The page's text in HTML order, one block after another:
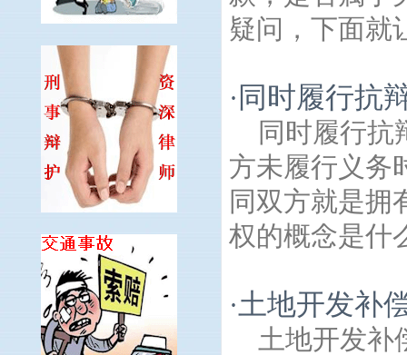
疑问，下面就
· 同时履行抗
同时履行抗
方未履行义务
同双方就是拥
权的概念是什
·土地开发补
土地开发补